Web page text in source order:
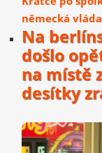
německá
Na
došlo
na místě
desítky